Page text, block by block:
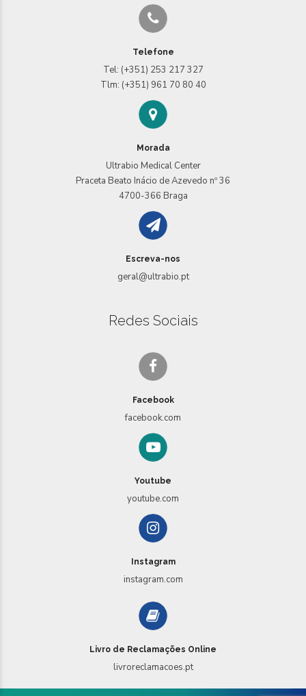
Telefone
Tel: (+351) 253 217 327
Tlm: (+351) 961 70 80 40
Morada
Ultrabio Medical Center
Praceta Beato Inácio de Azevedo nº 36
4700-366 Braga
Escreva-nos
geral@ultrabio.pt
Redes Sociais
Facebook
facebook.com
Youtube
youtube.com
Instagram
instagram.com
Livro de Reclamações Online
livroreclamacoes.pt